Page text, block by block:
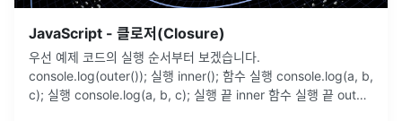
JavaScript - 클로저(Closure)
우선 예제 코드의 실행 순서부터 보겠습니다.
console.log(outer()); 실행 inner(); 함수 실행 console.log(a, b,
c); 실행 console.log(a, b, c); 실행 끝 inner 함수 실행 끝 outer